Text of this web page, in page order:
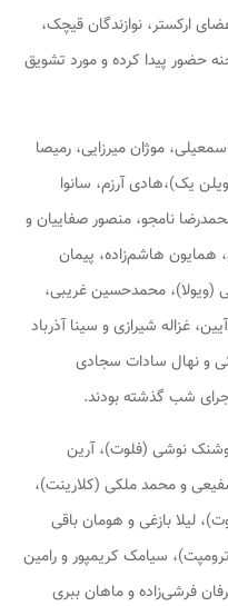
ارکستر، نوازندگان قیچک،
حضور پیدا کرده و مورد تشویق
موژان میرزایی، رمیصا
یک)،هادی آرزم، سانوا
نامجو، منصور صفاییان و
همایون هاشم‌زاده، پیمان
(ویولا)، محمدحسین غریبی،
غزاله شیرازی و سینا آذرباد
و نهال سادات سجادی
اجرای شب گذشته بودند.
نوشی (فلوت)، آرین
و محمد ملکی (کلارینت)،
لیلا بازغی و هومان باقی
سیامک کریمپور و رامین
فرشی‌زاده و ماهان ببری